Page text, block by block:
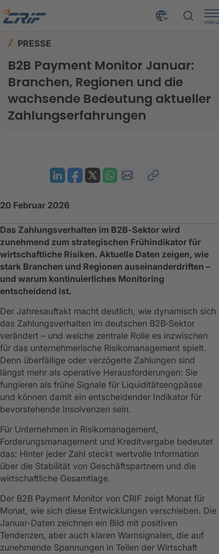
menu
PRESSE
B2B Payment Monitor Januar:
Branchen, Regionen und die
wachsende Bedeutung aktueller
Zahlungserfahrungen
20 Februar 2026
Das Zahlungsverhalten im B2B‑Sektor wird
zunehmend zum strategischen Frühindikator für
wirtschaftliche Risiken. Aktuelle Daten zeigen, wie
stark Branchen und Regionen auseinanderdriften –
und warum kontinuierliches Monitoring
entscheidend ist.
Der Jahresauftakt macht deutlich, wie dynamisch sich
das Zahlungsverhalten im deutschen B2B‑Sektor
verändert – und welche zentrale Rolle es inzwischen
für das unternehmerische Risikomanagement spielt.
Denn überfällige oder verzögerte Zahlungen sind
längst mehr als operative Herausforderungen: Sie
fungieren als frühe Signale für Liquiditätsengpässe
und können damit ein entscheidender Indikator für
bevorstehende Insolvenzen sein.
Für Unternehmen in Risikomanagement,
Forderungsmanagement und Kreditvergabe bedeutet
das: Hinter jeder Zahl steckt wertvolle Information
über die Stabilität von Geschäftspartnern und die
wirtschaftliche Gesamtlage.
Der B2B Payment Monitor von CRIF zeigt Monat für
Monat, wie sich diese Entwicklungen verschieben. Die
Januar-Daten zeichnen ein Bild mit positiven
Tendenzen, aber auch klaren Warnsignalen, die auf
zunehmende Spannungen in Teilen der Wirtschaft